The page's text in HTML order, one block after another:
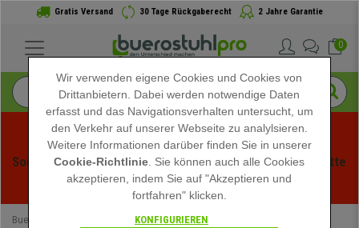
Gratis Versand 30 Tage Rückgaberecht 2 Jahre Garantie
0
Sommerschlussverauf bei buerstuhlpro! Exklusive Rabatte
für kurze Zeit - Aktion ansehen -
Buerostuhlpro Chefsessel
Wir verwenden eigene Cookies und Cookies von
Drittanbietern. Dabei werden notwendige Daten
erfasst und das Navigationsverhalten untersucht, um
den Verkehr auf unserer Webseite zu analylsieren.
Weitere Informationen darüber finden Sie in unserer
Cookie-Richtlinie . Sie können auch alle Cookies
akzeptieren, indem Sie auf "Akzeptieren und
fortfahren" klicken.
KONFIGURIEREN